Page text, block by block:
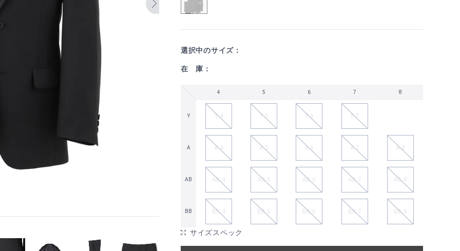
選択中のサイズ：
在 庫：
4 5 6 7 8
Y Y 4 Y 5 Y 6 Y 7
A A 4 A 5 A 6 A 7 A 8
AB AB 4 AB 5 AB 6 AB 7 AB 8
BB BB 4 BB 5 BB 6 BB 7 BB 8
サイズスペック